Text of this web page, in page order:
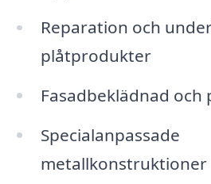
Reparation och
plåtprodukter
Fasadbeklädnad
Specialanpassade
metallkonstruktioner